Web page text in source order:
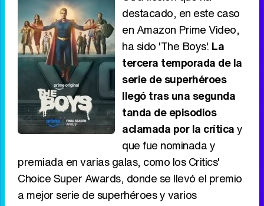
destacado, en este caso
en Amazon Prime Video,
ha sido 'The Boys'. La
tercera temporada de la
serie de superhéroes
llegó tras una segunda
tanda de episodios
aclamada por la críticay
que fue nominada y
premiada en varias galas, como los Critics'
Choice Super Awards, donde se llevó el premio
a mejor serie de superhéroes y varios